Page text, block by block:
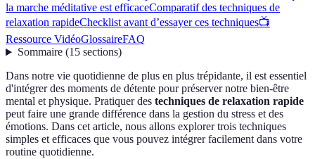
la marche méditative est efficaceComparatif des techniques de
relaxation rapideChecklist avant d’essayer ces techniques📺
Ressource VidéoGlossaireFAQ
Sommaire(15 sections)
Dans notre vie quotidienne de plus en plus trépidante, il est essentiel
d'intégrer des moments de détente pour préserver notre bien-être
mental et physique. Pratiquer des techniques de relaxation rapide
peut faire une grande différence dans la gestion du stress et des
émotions. Dans cet article, nous allons explorer trois techniques
simples et efficaces que vous pouvez intégrer facilement dans votre
routine quotidienne.